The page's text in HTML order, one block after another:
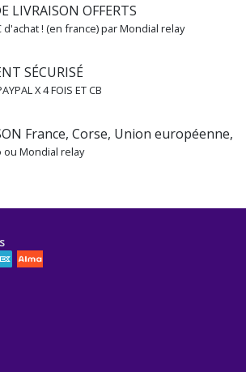
LIVRAISON OFFERTS
d'achat ! (en france) par Mondial relay
SÉCURISÉ
X 4 FOIS ET CB
France, Corse, Union européenne,
ou Mondial relay